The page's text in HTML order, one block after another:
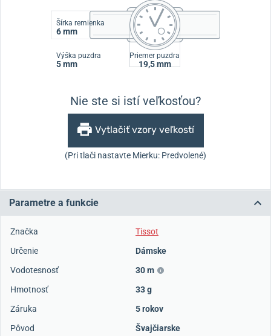
Šírka remienka
6 mm
Výška puzdra
5 mm
Priemer puzdra
19,5 mm
Nie ste si istí veľkosťou?
Vytlačiť vzory veľkostí
(Pri tlači nastavte Mierku: Predvolené)
Parametre a funkcie
Značka
Tissot
Určenie
Dámske
Vodotesnosť
30 m
Hmotnosť
33 g
Záruka
5 rokov
Pôvod
Švajčiarske